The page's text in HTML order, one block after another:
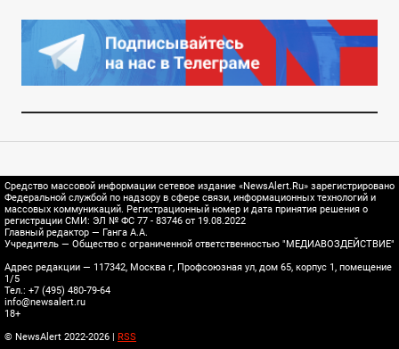
Средство массовой информации сетевое издание «NewsAlert.Ru» зарегистрировано
Федеральной службой по надзору в сфере связи, информационных технологий и
массовых коммуникаций. Регистрационный номер и дата принятия решения о
регистрации СМИ: ЭЛ № ФС 77 - 83746 от 19.08.2022
Главный редактор — Ганга А.А.
Учредитель — Общество с ограниченной ответственностью "МЕДИАВОЗДЕЙСТВИЕ"
Адрес редакции — 117342, Москва г, Профсоюзная ул, дом 65, корпус 1, помещение
1/5
Тел.: +7 (495) 480-79-64
info@newsalert.ru
18+
© NewsAlert 2022-2026 |
RSS